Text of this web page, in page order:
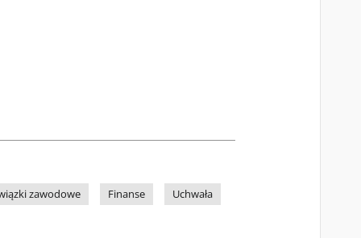
zawodowe Finanse Uchwała